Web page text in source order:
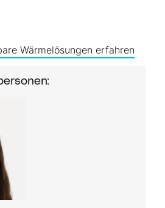
Wärmelösungen erfahren